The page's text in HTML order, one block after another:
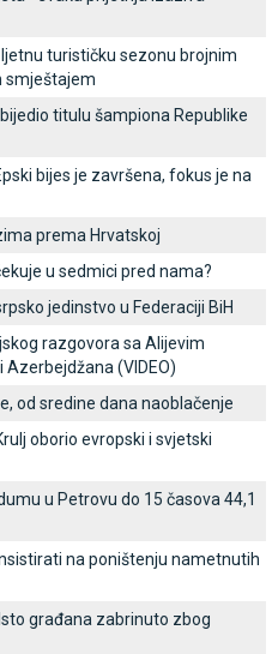
turističku sezonu brojnim
smještajem
titulu šampiona Republike
bijes je završena, fokus je na
prema Hrvatskoj
u sedmici pred nama?
jedinstvo u Federaciji BiH
razgovora sa Alijevim
(VIDEO)
od sredine dana naoblačenje
oborio evropski i svjetski
u Petrovu do 15 časova 44,1
na poništenju nametnutih
građana zabrinuto zbog